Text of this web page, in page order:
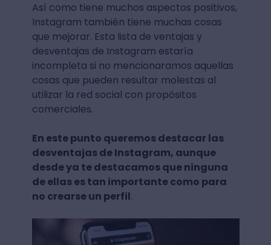
Así como tiene muchos aspectos positivos,
Instagram también tiene muchas cosas
que mejorar. Esta lista de ventajas y
desventajas de Instagram estaría
incompleta si no mencionaramos aquellas
cosas que pueden resultar molestas al
utilizar la red social con propósitos
comerciales.
En este punto queremos destacar las
desventajas de Instagram, aunque
desde ya te destacamos que ninguna
de ellas es tan importante como para
no crearse un perfil.